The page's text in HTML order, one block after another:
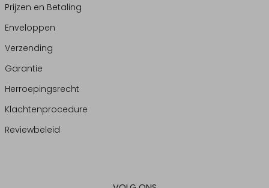
Prijzen en Betaling
Enveloppen
Verzending
Garantie
Herroepingsrecht
Klachtenprocedure
Reviewbeleid